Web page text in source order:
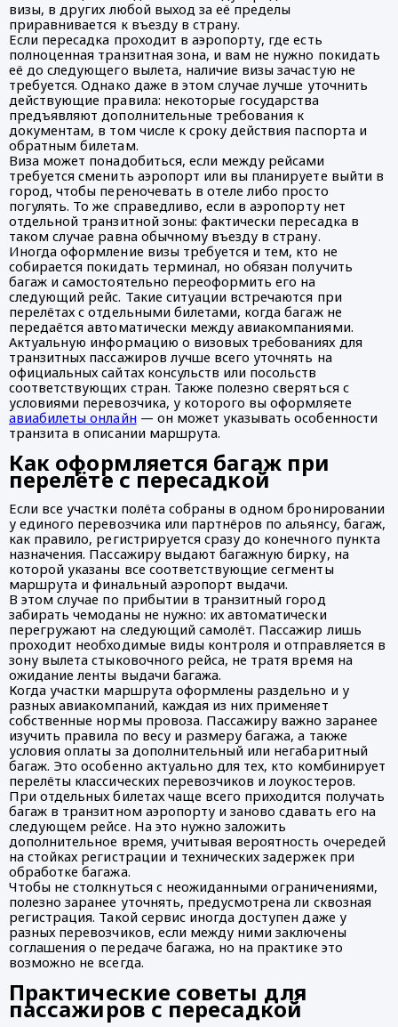
визы, в других любой выход за её пределы
приравнивается к въезду в страну.
Если пересадка проходит в аэропорту, где есть
полноценная транзитная зона, и вам не нужно покидать
её до следующего вылета, наличие визы зачастую не
требуется. Однако даже в этом случае лучше уточнить
действующие правила: некоторые государства
предъявляют дополнительные требования к
документам, в том числе к сроку действия паспорта и
обратным билетам.
Виза может понадобиться, если между рейсами
требуется сменить аэропорт или вы планируете выйти в
город, чтобы переночевать в отеле либо просто
погулять. То же справедливо, если в аэропорту нет
отдельной транзитной зоны: фактически пересадка в
таком случае равна обычному въезду в страну.
Иногда оформление визы требуется и тем, кто не
собирается покидать терминал, но обязан получить
багаж и самостоятельно переоформить его на
следующий рейс. Такие ситуации встречаются при
перелётах с отдельными билетами, когда багаж не
передаётся автоматически между авиакомпаниями.
Актуальную информацию о визовых требованиях для
транзитных пассажиров лучше всего уточнять на
официальных сайтах консульств или посольств
соответствующих стран. Также полезно сверяться с
условиями перевозчика, у которого вы оформляете
авиабилеты онлайн — он может указывать особенности
транзита в описании маршрута.
Как оформляется багаж при
перелёте с пересадкой
Если все участки полёта собраны в одном бронировании
у единого перевозчика или партнёров по альянсу, багаж,
как правило, регистрируется сразу до конечного пункта
назначения. Пассажиру выдают багажную бирку, на
которой указаны все соответствующие сегменты
маршрута и финальный аэропорт выдачи.
В этом случае по прибытии в транзитный город
забирать чемоданы не нужно: их автоматически
перегружают на следующий самолёт. Пассажир лишь
проходит необходимые виды контроля и отправляется в
зону вылета стыковочного рейса, не тратя время на
ожидание ленты выдачи багажа.
Когда участки маршрута оформлены раздельно и у
разных авиакомпаний, каждая из них применяет
собственные нормы провоза. Пассажиру важно заранее
изучить правила по весу и размеру багажа, а также
условия оплаты за дополнительный или негабаритный
багаж. Это особенно актуально для тех, кто комбинирует
перелёты классических перевозчиков и лоукостеров.
При отдельных билетах чаще всего приходится получать
багаж в транзитном аэропорту и заново сдавать его на
следующем рейсе. На это нужно заложить
дополнительное время, учитывая вероятность очередей
на стойках регистрации и технических задержек при
обработке багажа.
Чтобы не столкнуться с неожиданными ограничениями,
полезно заранее уточнять, предусмотрена ли сквозная
регистрация. Такой сервис иногда доступен даже у
разных перевозчиков, если между ними заключены
соглашения о передаче багажа, но на практике это
возможно не всегда.
Практические советы для
пассажиров с пересадкой